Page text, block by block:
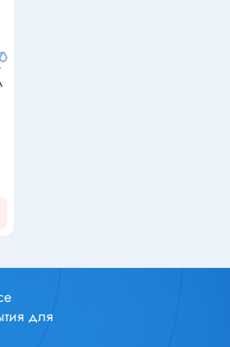
для